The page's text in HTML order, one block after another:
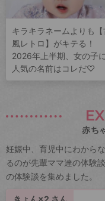
キラキラネームよりも【
風レトロ】がキテる！
2026年上半期、女の子に
人気の名前はコレだ♡
赤ち
妊娠中、育児中にわから
るのが先輩ママ達の体験
の体験談を集めました。
きょん×2 さん